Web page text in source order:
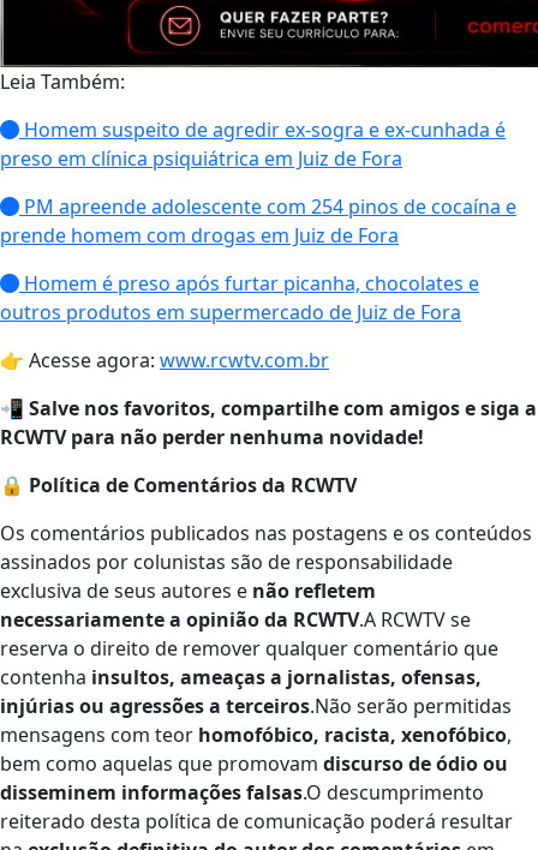
Leia Também:
Homem suspeito de agredir ex-sogra e ex-cunhada é
preso em clínica psiquiátrica em Juiz de Fora
PM apreende adolescente com 254 pinos de cocaína e
prende homem com drogas em Juiz de Fora
Homem é preso após furtar picanha, chocolates e
outros produtos em supermercado de Juiz de Fora
👉 Acesse agora: www.rcwtv.com.br
📲 Salve nos favoritos, compartilhe com amigos e siga a
RCWTV para não perder nenhuma novidade!
🔒 Política de Comentários da RCWTV
Os comentários publicados nas postagens e os conteúdos
assinados por colunistas são de responsabilidade
exclusiva de seus autores e não refletem
necessariamente a opinião da RCWTV.A RCWTV se
reserva o direito de remover qualquer comentário que
contenha insultos, ameaças a jornalistas, ofensas,
injúrias ou agressões a terceiros.Não serão permitidas
mensagens com teor homofóbico, racista, xenofóbico,
bem como aquelas que promovam discurso de ódio ou
disseminem informações falsas.O descumprimento
reiterado desta política de comunicação poderá resultar